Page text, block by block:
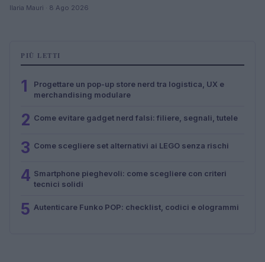
Ilaria Mauri · 8 Ago 2026
PIÙ LETTI
1
Progettare un pop-up store nerd tra logistica, UX e
merchandising modulare
2 Come evitare gadget nerd falsi: filiere, segnali, tutele
3 Come scegliere set alternativi ai LEGO senza rischi
4 Smartphone pieghevoli: come scegliere con criteri
tecnici solidi
5 Autenticare Funko POP: checklist, codici e ologrammi